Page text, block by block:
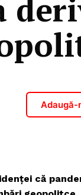
Adaugă-
că